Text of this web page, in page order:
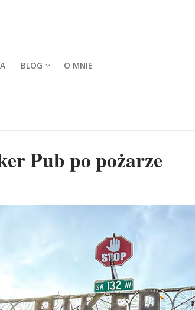
BLOG O MNIE
Pub po pożarze